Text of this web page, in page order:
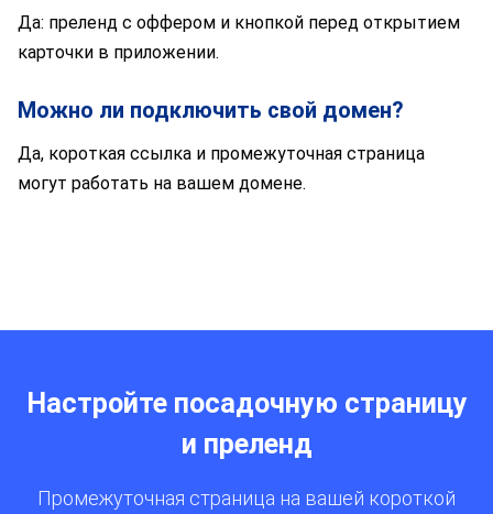
Да: преленд с оффером и кнопкой перед открытием
карточки в приложении.
Можно ли подключить свой домен?
Да, короткая ссылка и промежуточная страница
могут работать на вашем домене.
Настройте посадочную страницу
и преленд
Промежуточная страница на вашей короткой